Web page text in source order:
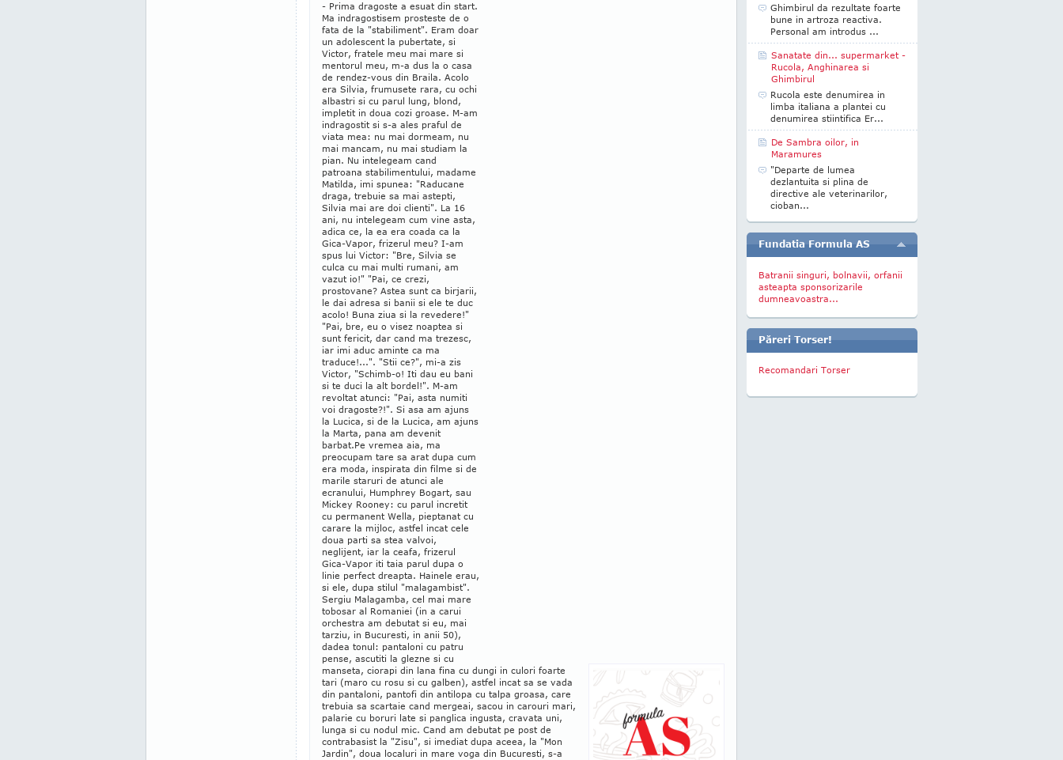
- Prima dragoste a esuat din start.
Ma indragostisem prosteste de o
fata de la "stabiliment". Eram doar
un adolescent la pubertate, si
Victor, fratele meu mai mare si
mentorul meu, m-a dus la o casa
de rendez-vous din Braila. Acolo
era Silvia, frumusete rara, cu ochi
albastri si cu parul lung, blond,
impletit in doua cozi groase. M-am
indragostit si s-a ales praful de
viata mea: nu mai dormeam, nu
mai mancam, nu mai studiam la
pian. Nu intelegeam cand
patroana stabilimentului, madame
Matilda, imi spunea: "Raducane
draga, trebuie sa mai astepti,
Silvia mai are doi clienti". La 16
ani, nu intelegeam cum vine asta,
adica ce, la ea era coada ca la
Gica-Vapor, frizerul meu? I-am
spus lui Victor: "Bre, Silvia se
culca cu mai multi rumani, am
vazut io!" "Pai, ce crezi,
prostovane? Astea sunt ca birjarii,
le dai adresa si banii si ele te duc
acolo! Buna ziua si la revedere!"
"Pai, bre, eu o visez noaptea si
sunt fericit, dar cand ma trezesc,
iar imi aduc aminte ca ma
traduce!...". "Stii ce?", mi-a zis
Victor, "Schimb-o! Iti dau eu bani
si te duci la alt bordel!". M-am
revoltat atunci: "Pai, asta numiti
voi dragoste?!". Si asa am ajuns
la Lucica, si de la Lucica, am ajuns
la Marta, pana am devenit
barbat.Pe vremea aia, ma
preocupam tare sa arat dupa cum
era moda, inspirata din filme si de
marile staruri de atunci ale
ecranului, Humphrey Bogart, sau
Mickey Rooney: cu parul incretit
cu permanent Wella, pieptanat cu
carare la mijloc, astfel incat cele
doua parti sa stea valvoi,
neglijent, iar la ceafa, frizerul
Gica-Vapor iti taia parul dupa o
linie perfect dreapta. Hainele erau,
si ele, dupa stilul "malagambist".
Sergiu Malagamba, cel mai mare
tobosar al Romaniei (in a carui
orchestra am debutat si eu, mai
tarziu, in Bucuresti, in anii 50),
dadea tonul: pantaloni cu patru
pense, ascutiti la glezne si cu
manseta, ciorapi din lana fina cu dungi in culori foarte
tari (maro cu rosu si cu galben), astfel incat sa se vada
din pantaloni, pantofi din antilopa cu talpa groasa, care
trebuia sa scartaie cand mergeai, sacou in carouri mari,
palarie cu boruri late si panglica ingusta, cravata uni,
lunga si cu nodul mic. Cand am debutat pe post de
contrabasist la "Zisu", si imediat dupa aceea, la "Mon
Jardin", doua localuri in mare voga din Bucuresti, s-a
Ghimbirul da rezultate foarte
bune in artroza reactiva.
Personal am introdus ...
Sanatate din... supermarket -
Rucola, Anghinarea si
Ghimbirul
Rucola este denumirea in
limba italiana a plantei cu
denumirea stiintifica Er...
De Sambra oilor, in
Maramures
"Departe de lumea
dezlantuita si plina de
directive ale veterinarilor,
cioban...
Fundatia Formula AS
Batranii singuri, bolnavii, orfanii
asteapta sponsorizarile
dumneavoastra...
Păreri Torser!
Recomandari Torser